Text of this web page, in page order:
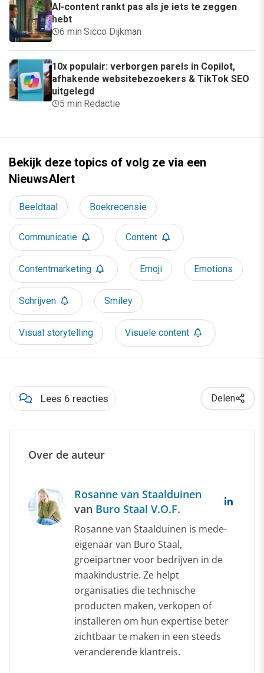
AI-content rankt pas als je iets te zeggen
hebt
6 min·Sicco Dijkman
10x populair: verborgen parels in Copilot,
afhakende websitebezoekers & TikTok SEO
uitgelegd
5 min·Redactie
Bekijk deze topics of volg ze via een
NieuwsAlert
Beeldtaal Boekrecensie
Communicatie Content
Contentmarketing Emoji Emotions
Schrijven Smiley
Visual storytelling Visuele content
Lees 6 reacties Delen
Over de auteur
Rosanne van Staalduinen
van Buro Staal V.O.F.
Rosanne van Staalduinen is mede-
eigenaar van Buro Staal,
groeipartner voor bedrijven in de
maakindustrie. Ze helpt
organisaties die technische
producten maken, verkopen of
installeren om hun expertise beter
zichtbaar te maken in een steeds
veranderende klantreis.